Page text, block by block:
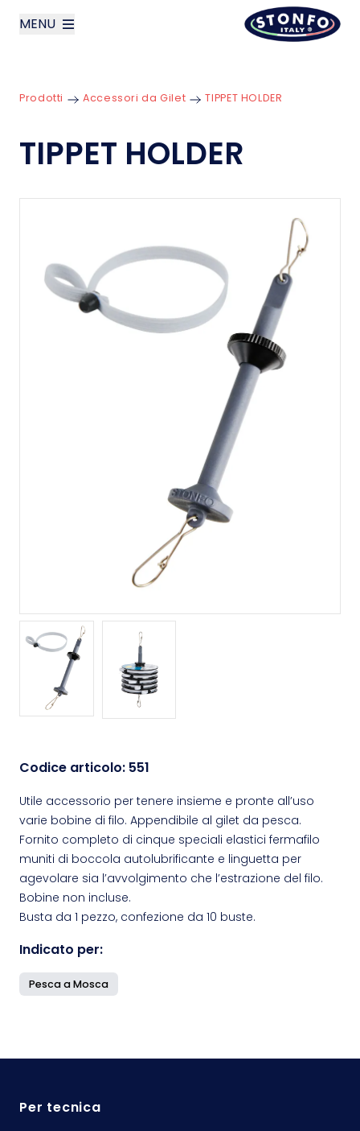
MENU
Prodotti
English
Prodotti Accessori da Gilet TIPPET HOLDER
TIPPET HOLDER
Codice articolo: 551
Utile accessorio per tenere insieme e pronte all’uso
varie bobine di filo. Appendibile al gilet da pesca.
Fornito completo di cinque speciali elastici fermafilo
muniti di boccola autolubrificante e linguetta per
agevolare sia l’avvolgimento che l’estrazione del filo.
Bobine non incluse.
Busta da 1 pezzo, confezione da 10 buste.
Indicato per:
Pesca a Mosca
Per tecnica